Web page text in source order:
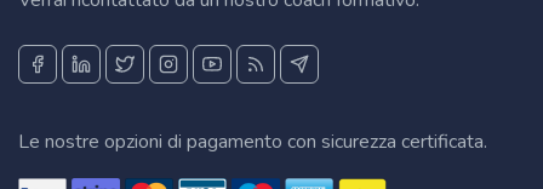
Le nostre opzioni di pagamento con sicurezza certificata.